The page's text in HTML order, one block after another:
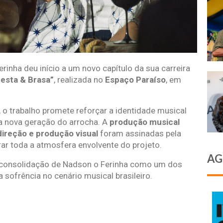
deu início a um novo capítulo da sua carreira
& Brasa”, realizada no Espaço Paraíso, em
o trabalho promete reforçar a identidade musical
nova geração do arrocha. A produção musical
e produção visual foram assinadas pela
toda a atmosfera envolvente do projeto.
de Nadson o Ferinha como um dos
no cenário musical brasileiro.